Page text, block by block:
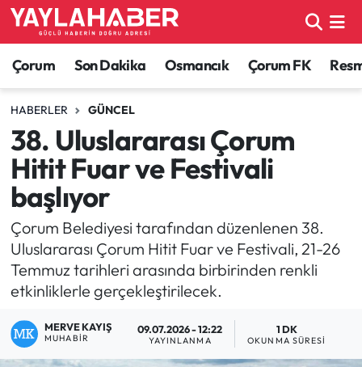
Çorum Son Dakika Osmancık Çorum FK
HABERLER GÜNCEL
38. Uluslararası Çorum
Hitit Fuar ve Festivali
başlıyor
Çorum Belediyesi tarafından düzenlenen 38.
Uluslararası Çorum Hitit Fuar ve Festivali, 21-26
Temmuz tarihleri arasında birbirinden renkli
etkinliklerle gerçekleştirilecek.
MERVE KAYIŞ
MUHABIR
09.07.2026 - 12:22
YAYINLANMA
1 DK
OKUNMA SÜRESI
Alaca Haberleri
Bayat Haberleri
Bilgi - Keşfet Haberleri
Bilim ve Teknoloji
Boğazkale Haberleri
Çorum Haberleri
Çorum Nöbetçi Eczaneler
Çorum Hava Durumu
Çorum Namaz Vakitleri
Çorum Trafik Yoğunluk Haritası
TFF 1.Lig Puan Durumu ve Fikstür
Tüm Manşetler